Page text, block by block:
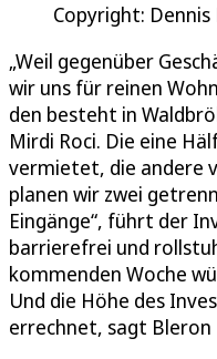
Copyright: Dennis
„Weil gegenüber
wir uns für reinen
den besteht in
Mirdi Roci. Die eine
vermietet, die andere
planen wir zwei
Eingänge“, führt der
barrierefrei und
kommenden Woche
Und die Höhe des
errechnet, sagt Bleron